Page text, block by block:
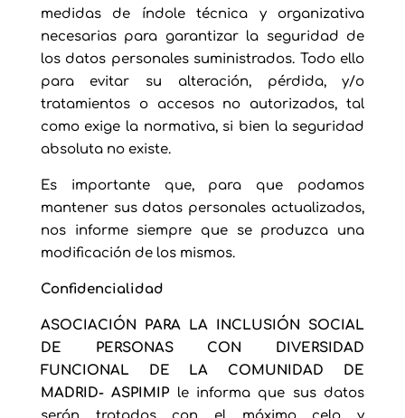
medidas de índole técnica y organizativa
necesarias para garantizar la seguridad de
los datos personales suministrados. Todo ello
para evitar su alteración, pérdida, y/o
tratamientos o accesos no autorizados, tal
como exige la normativa, si bien la seguridad
absoluta no existe.
Es importante que, para que podamos
mantener sus datos personales actualizados,
nos informe siempre que se produzca una
modificación de los mismos.
Confidencialidad
ASOCIACIÓN PARA LA INCLUSIÓN SOCIAL
DE PERSONAS CON DIVERSIDAD
FUNCIONAL DE LA COMUNIDAD DE
MADRID- ASPIMIP le informa que sus datos